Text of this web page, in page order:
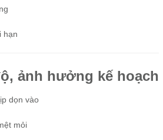
hạn
ảnh hưởng kế hoạch
dọn vào
mỏi